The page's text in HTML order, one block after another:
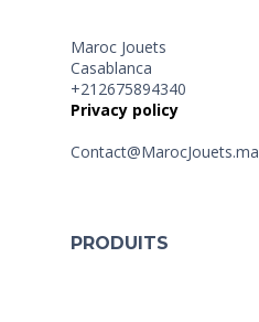
Maroc Jouets
Casablanca
+212675894340
Privacy policy
Contact@MarocJouets.ma
PRODUITS